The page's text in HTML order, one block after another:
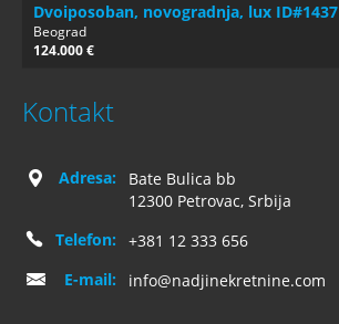
Dvoiposoban, novogradnja, lux ID#1437
Beograd
124.000 €
Kontakt
Adresa:
Bate Bulica bb
12300 Petrovac, Srbija
Telefon:
+381 12 333 656
E-mail:
info@nadjinekretnine.com